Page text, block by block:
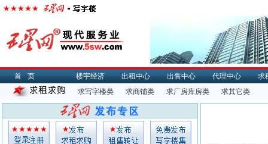
首页 楼宇经济 出租中心 出售中心 代理中心
求
求写字楼类
求商铺类 求厂房库房类 求其它类